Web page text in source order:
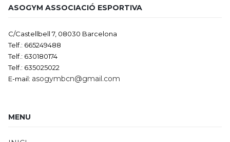
ASOGYM ASSOCIACIÓ ESPORTIVA
C/Castellbell 7, 08030 Barcelona
Telf.: 665249488
Telf.: 630180174
Telf.: 635025022
E-mail: asogymbcn@gmail.com
MENU